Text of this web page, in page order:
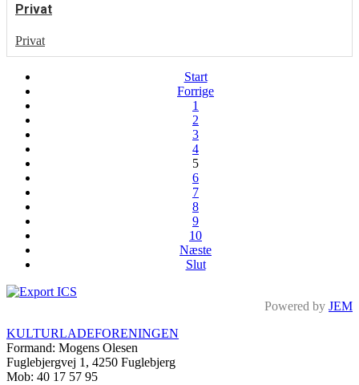
Privat
Privat
Start
Forrige
1
2
3
4
5
6
7
8
9
10
Næste
Slut
Powered by JEM
KULTURLADEFORENINGEN
Formand: Mogens Olesen
Fuglebjergvej 1, 4250 Fuglebjerg
Mob: 40 17 57 95